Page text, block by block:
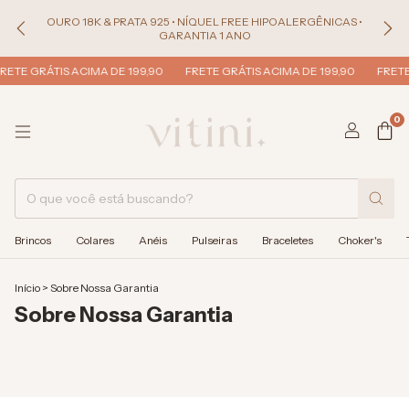
OURO 18K & PRATA 925 • NÍQUEL FREE HIPOALERGÊNICAS •
GARANTIA 1 ANO
GRÁTIS ACIMA DE 199,90 FRETE GRÁTIS ACIMA DE 199,90
0
Brincos Colares Anéis Pulseiras Braceletes Choker's
Início > Sobre Nossa Garantia
Sobre Nossa Garantia